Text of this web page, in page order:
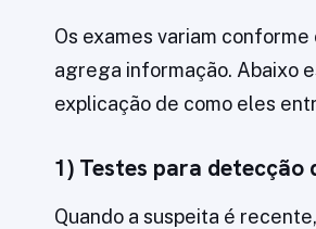
Os exames variam
agrega informação. Abaixo
explicação de como eles
1) Testes para detecção
Quando a suspeita é